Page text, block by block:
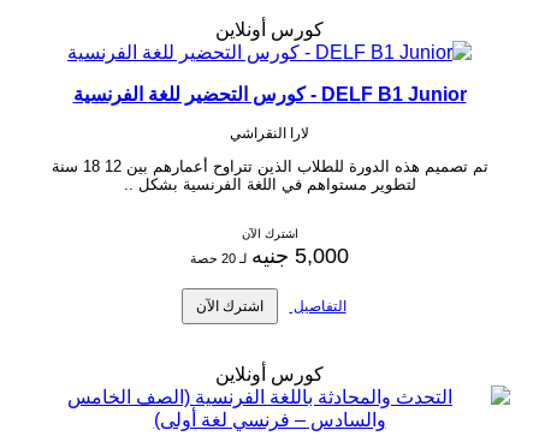
كورس أونلاين
DELF B1 Junior - كورس التحضير للغة الفرنسية
لارا النقراشي
تم تصميم هذه الدورة للطلاب الذين تتراوح أعمارهم بين 12 18 سنة
لتطوير مستواهم في اللغة الفرنسية بشكل ..
اشترك الآن
5,000 جنيه لـ 20 حصة
التفاصيل اشترك الآن
كورس أونلاين